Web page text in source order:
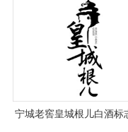
宁城老窖皇城根儿白酒标